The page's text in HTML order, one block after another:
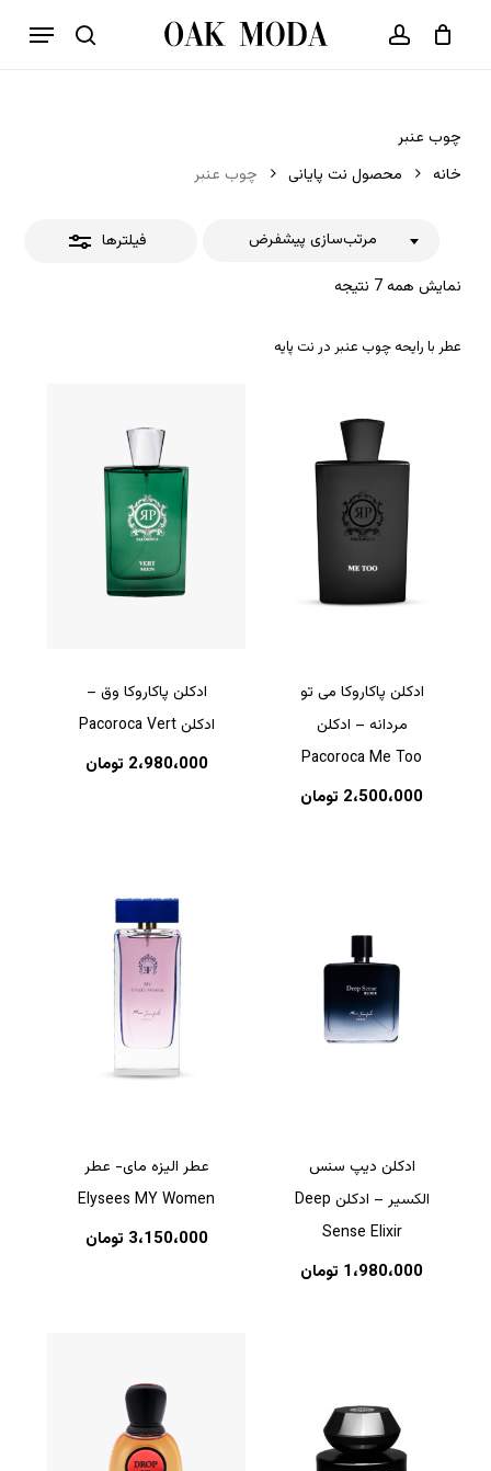
جستجو حساب کاربری
فهرست
سبد خرید بستن
چوب عنبر
خانه
محصول نت پایانی چوب عنبر
فیلترها
نمایش همه 7 نتیجه
مرتب‌سازی پیشفرض
بستن
عطر با رایحه چوب عنبر در نت پایه
ادکلن پاکاروکا می تو
مردانه – ادکلن
Pacoroca Me Too
2،500،000 تومان
ادکلن پاکاروکا وق –
ادکلن Pacoroca Vert
2،980،000 تومان
ادکلن دیپ سنس
الکسیر – ادکلن Deep
Sense Elixir
1،980،000 تومان
عطر الیزه مای- عطر
Elysees MY Women
3،150،000 تومان